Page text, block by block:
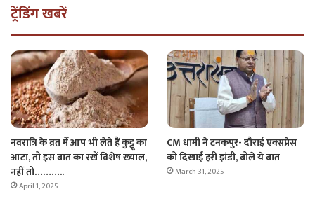
ट्रेंडिंग खबरें
नवरात्रि के व्रत में आप भी लेते हैं कुट्टू का
आटा, तो इस बात का रखें विशेष ख्याल,
नहीं तो………..
April 1, 2025
CM धामी ने टनकपुर- दौराई एक्सप्रेस
को दिखाई हरी झंडी, बोले ये बात
March 31, 2025